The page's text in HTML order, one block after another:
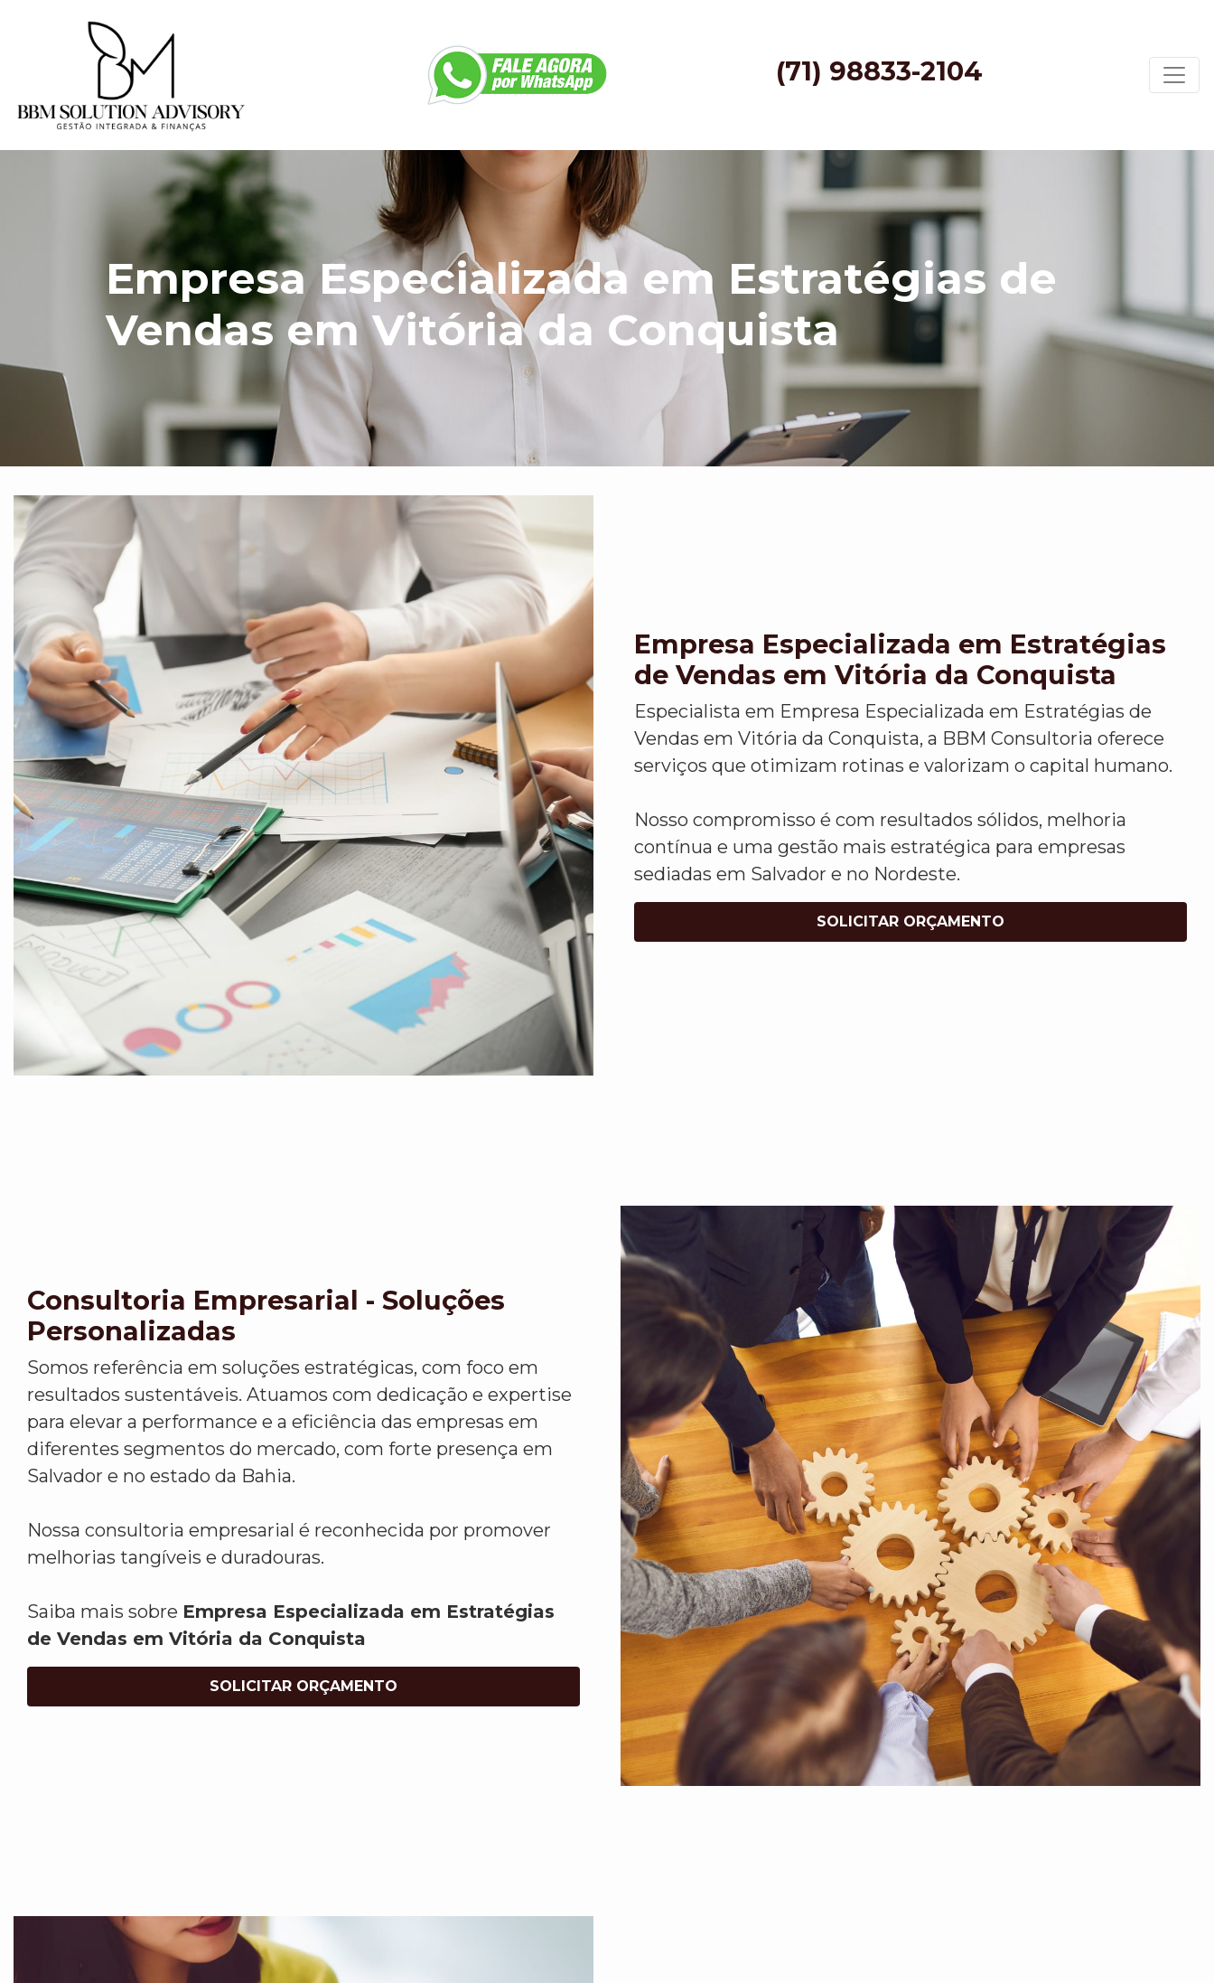
(71) 98833-2104
Empresa Especializada em Estratégias de
Vendas em Vitória da Conquista
Empresa Especializada em Estratégias
de Vendas em Vitória da Conquista
Especialista em Empresa Especializada em Estratégias de
Vendas em Vitória da Conquista, a BBM Consultoria oferece
serviços que otimizam rotinas e valorizam o capital humano.
Nosso compromisso é com resultados sólidos, melhoria
contínua e uma gestão mais estratégica para empresas
sediadas em Salvador e no Nordeste.
SOLICITAR ORÇAMENTO
Consultoria Empresarial - Soluções
Personalizadas
Somos referência em soluções estratégicas, com foco em
resultados sustentáveis. Atuamos com dedicação e expertise
para elevar a performance e a eficiência das empresas em
diferentes segmentos do mercado, com forte presença em
Salvador e no estado da Bahia.
Nossa consultoria empresarial é reconhecida por promover
melhorias tangíveis e duradouras.
Saiba mais sobre Empresa Especializada em Estratégias
de Vendas em Vitória da Conquista
SOLICITAR ORÇAMENTO